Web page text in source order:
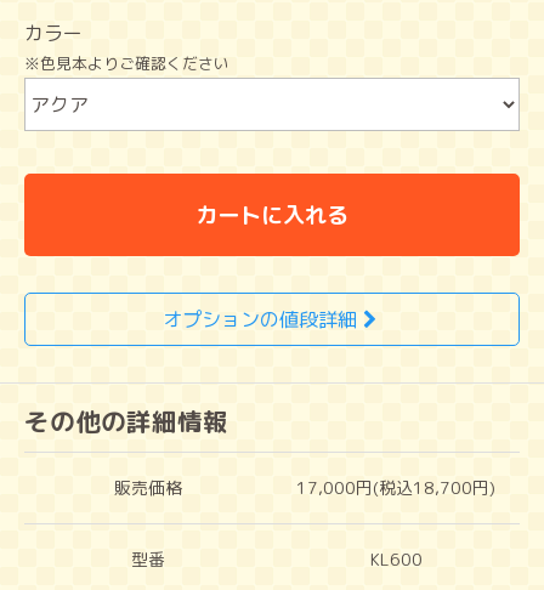
カラー
※色見本よりご確認ください
カートに入れる
オプションの値段詳細
その他の詳細情報
販売価格 17,000円(税込18,700円)
型番 KL600